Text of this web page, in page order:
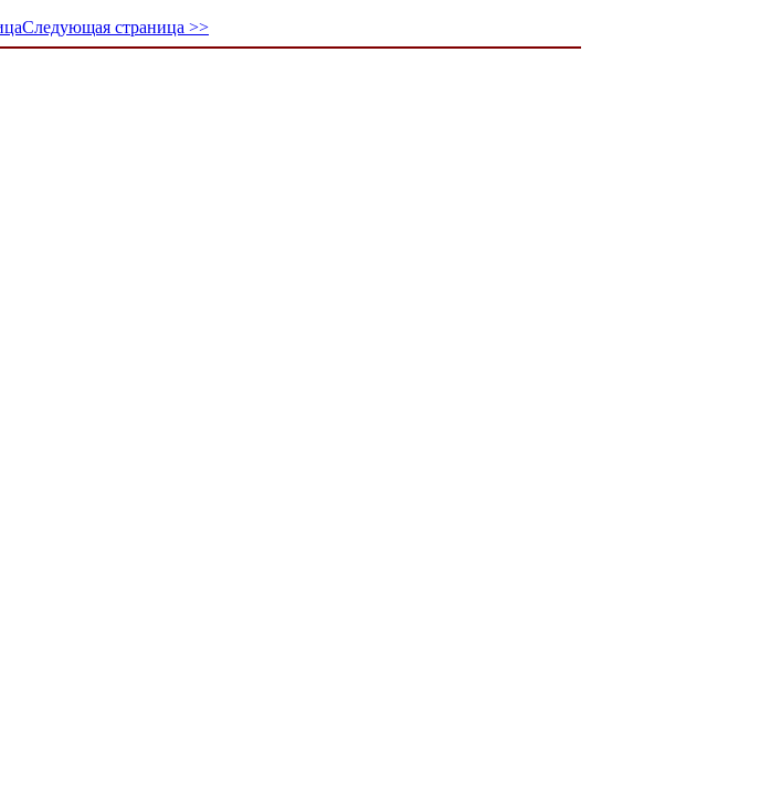
Следующая страница >>